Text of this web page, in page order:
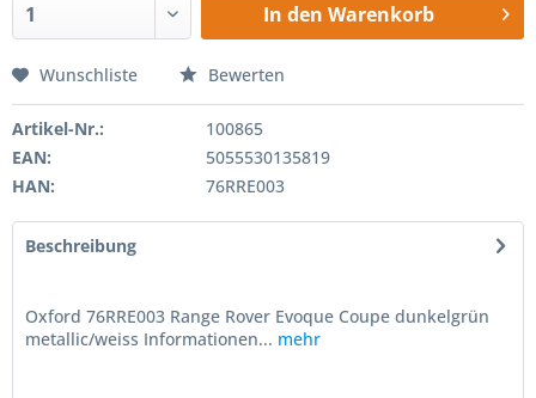
In den Warenkorb
Wunschliste Bewerten
Artikel-Nr.:
100865
EAN:
5055530135819
HAN:
76RRE003
Beschreibung
Oxford 76RRE003 Range Rover Evoque Coupe dunkelgrün
metallic/weiss Informationen... mehr